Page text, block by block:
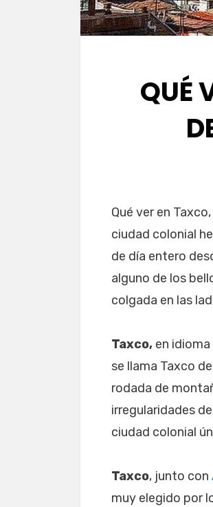
QUÉ
Qué ver en
ciudad colonial
de día entero
alguno de los
colgada en las
Taxco, en
se llama Taxco
rodada de
irregularidades
ciudad colonial
Taxco, junto con
muy elegido por